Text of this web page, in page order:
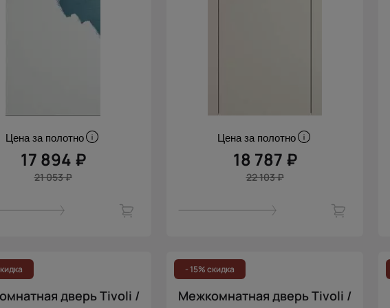
Цена за полотно
17 894 ₽
21 053 ₽
Цена за полотно
18 787 ₽
22 103 ₽
дверь Tivoli /
- 15% скидка
Межкомнатная дверь Tivoli /